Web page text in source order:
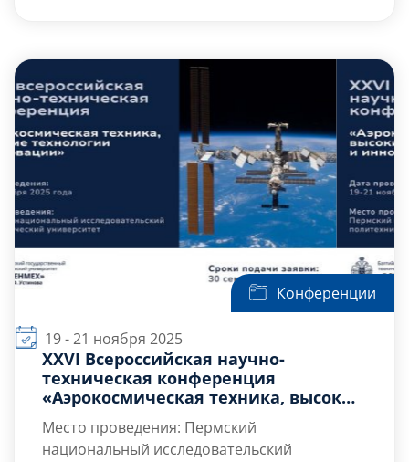
математического моделирования
физических процессов.
Разработка и внедрение технологий
суперкомпьютерного моделирования,
искусственного интеллекта, анализа
больших данных и машинного
Конференции
19 - 21 ноября 2025
ХХVI Всероссийская научно-
техническая конференция
«Аэрокосмическая техника, высокие
технологии и инновации»
(АКТТИ-2025)
Место проведения: Пермский
национальный исследовательский